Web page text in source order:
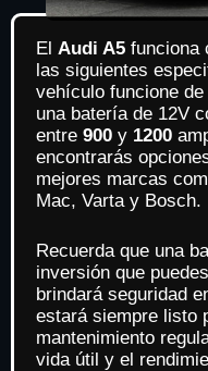
El Audi A5 funciona
las siguientes
vehículo funcione
una batería de 12V
entre 900 y 1200
encontrarás
mejores marcas
Mac, Varta y Bosch.
Recuerda que una
inversión que
brindará seguridad
estará siempre listo
mantenimiento
vida útil y el